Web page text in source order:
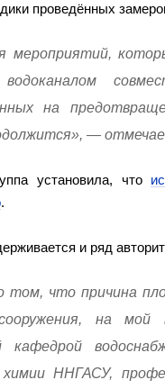
проведённых
мероприятий,
на
—
установила, что
.
и ряд
том, что причина
на мой
кафедрой
химии ННГАСУ,